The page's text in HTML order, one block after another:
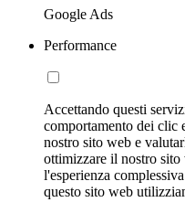
Google Ads
Performance
Accettando questi
comportamento dei clic
nostro sito web e
ottimizzare il nostro
l'esperienza
questo sito web